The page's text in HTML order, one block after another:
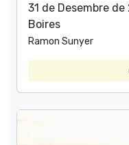
31 de Desembre
Boires
Ramon Sunyer